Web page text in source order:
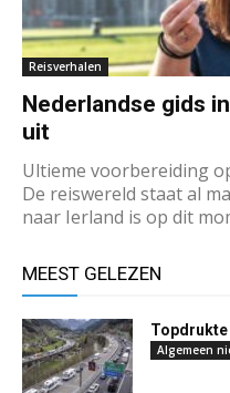
Reisverhalen
Nederlandse gids
uit
Ultieme voorbereiding
De reiswereld staat al
naar Ierland is op dit
MEEST GELEZEN
Algemeen